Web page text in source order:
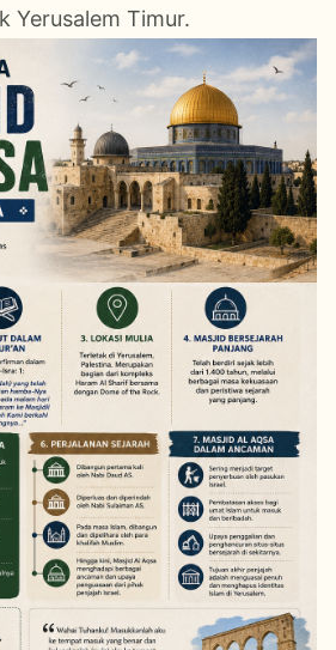
Yerusalem Timur.